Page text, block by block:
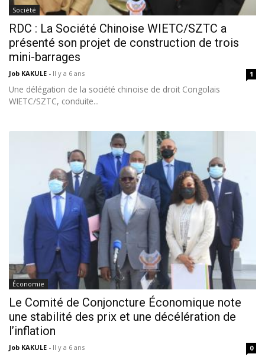
Société
RDC : La Société Chinoise WIETC/SZTC a
présenté son projet de construction de trois
mini-barrages
Job KAKULE - Il y a 6 ans 1
Une délégation de la société chinoise de droit Congolais
WIETC/SZTC, conduite...
Économie
Le Comité de Conjoncture Économique note
une stabilité des prix et une décélération de
l’inflation
Job KAKULE - Il y a 6 ans 0